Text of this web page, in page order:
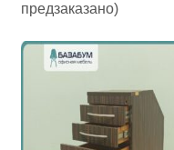
предзаказано)